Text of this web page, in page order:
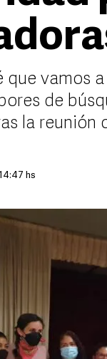
que vamos
de
la reunión
hs